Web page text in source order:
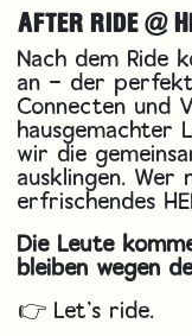
AFTER RIDE @
Nach dem Ride
an – der
Connecten und
hausgemachter
wir die
ausklingen. Wer
erfrischendes
Die Leute
bleiben wegen
👉 Let’s ride.